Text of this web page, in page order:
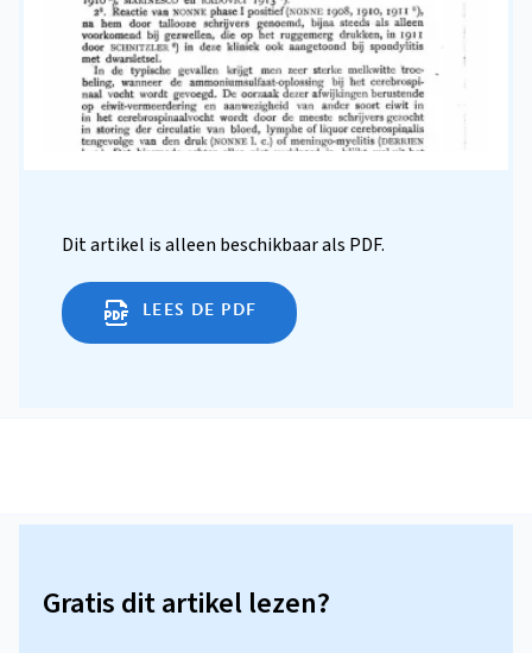
Dit artikel is alleen beschikbaar als PDF.
LEES DE PDF
Gratis dit artikel lezen?